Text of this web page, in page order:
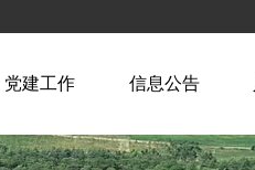
党建工作 信息公告